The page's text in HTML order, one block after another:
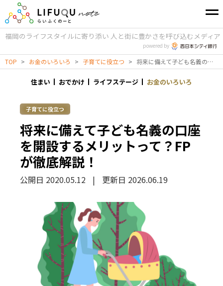
福岡のライフスタイルに寄り添い 人と街に豊かさを呼び込むメディア
powered by
TOP > お金のいろいろ > 子育てに役立つ > 将来に備えて子ども名義の口座を開設するメリットって？FPが徹底解説！
住まい おでかけ ライフステージ お金のいろいろ
子育てに役立つ
将来に備えて子ども名義の口座
を開設するメリットって？FP
が徹底解説！
公開日 2020.05.12 | 更新日 2026.06.19